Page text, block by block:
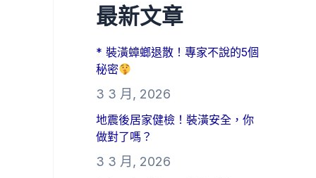
最新文章
* 裝潢蟑螂退散！專家不說的5個
秘密
3 3 月, 2026
地震後居家健檢！裝潢安全，你
做對了嗎？
3 3 月, 2026